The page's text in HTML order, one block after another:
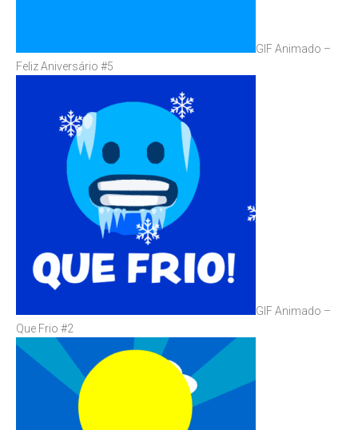
GIF Animado –
Feliz Aniversário #5
GIF Animado –
Que Frio #2